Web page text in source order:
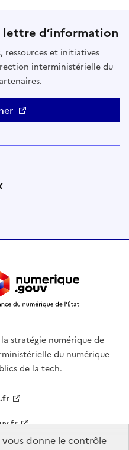
d’information
ressources et initiatives
interministérielle du
stratégie numérique de
du numérique
de la tech.
donne le contrôle